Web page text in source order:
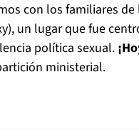
con los familiares
un lugar que fue
política sexual.
ministerial.